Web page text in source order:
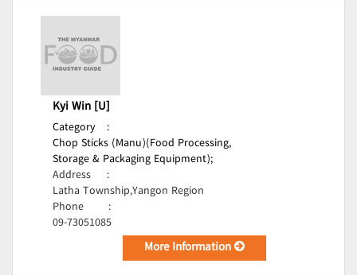
Kyi Win [U]
Category
:
Chop Sticks (Manu)(Food Processing,
Storage & Packaging Equipment);
Address
:
Latha Township,Yangon Region
Phone
:
09-73051085
More Information